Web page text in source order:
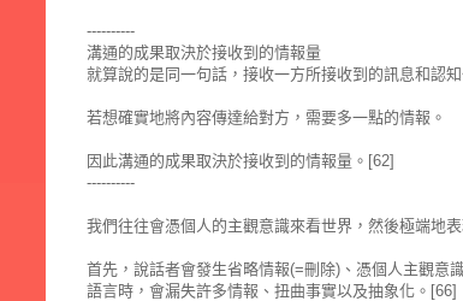
----------
溝通的成果取決於接收到的情報量
就算說的是同一句話，接收一方所接收到的訊息和認
若想確實地將內容傳達給對方，需要多一點的情報。
因此溝通的成果取決於接收到的情報量。[62]
----------
我們往往會憑個人的主觀意識來看世界，然後極端地
首先，說話者會發生省略情報(=刪除)、憑個人主觀意
語言時，會漏失許多情報、扭曲事實以及抽象化。[66]